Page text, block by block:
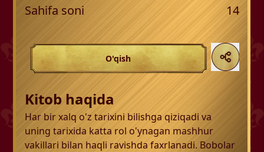
Sahifa soni
14
O'qish
Kitob haqida
Har bir xalq o'z tarixini bilishga qiziqadi va
uning tarixida katta rol o'ynagan mashhur
vakillari bilan haqli ravishda faxrlanadi. Bobolar